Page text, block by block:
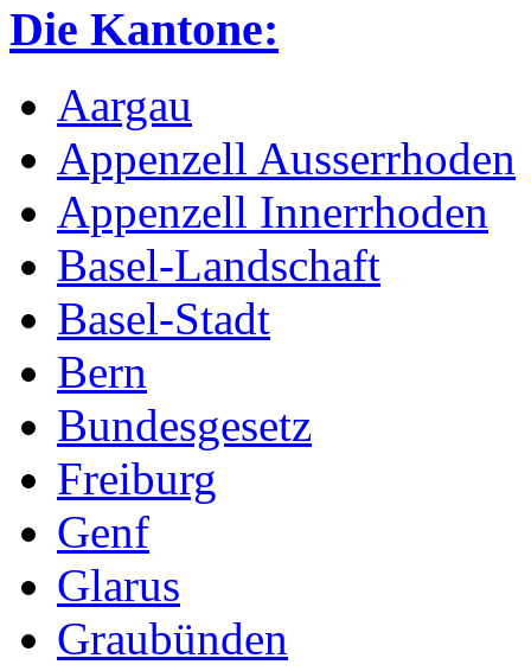
Die Kantone:
Aargau
Appenzell Ausserrhoden
Appenzell Innerrhoden
Basel-Landschaft
Basel-Stadt
Bern
Bundesgesetz
Freiburg
Genf
Glarus
Graubünden